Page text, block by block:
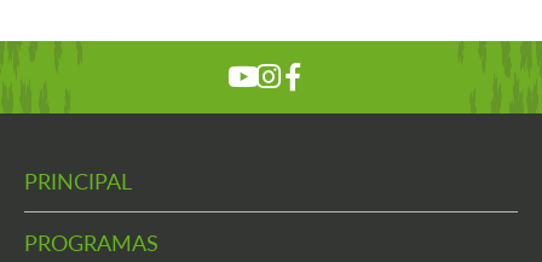
PRINCIPAL
PROGRAMAS